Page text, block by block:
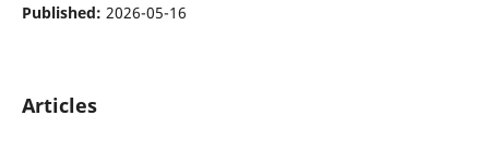
Published: 2026-05-16
Articles